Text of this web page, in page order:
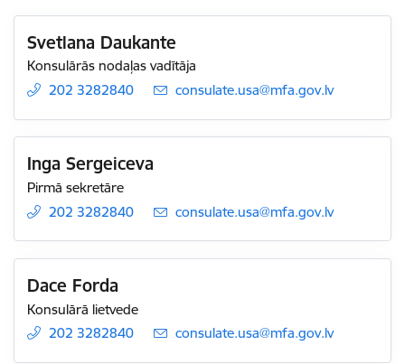
Svetlana Daukante
Konsulārās nodaļas vadītāja
202 3282840
E-pasts:
consulate.usa@mfa.gov.lv
Inga Sergeiceva
Pirmā sekretāre
202 3282840
E-pasts:
consulate.usa@mfa.gov.lv
Dace Forda
Konsulārā lietvede
202 3282840
E-pasts:
consulate.usa@mfa.gov.lv